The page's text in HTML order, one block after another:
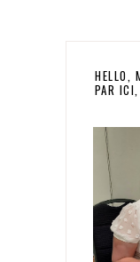
HELLO,
PAR ICI,